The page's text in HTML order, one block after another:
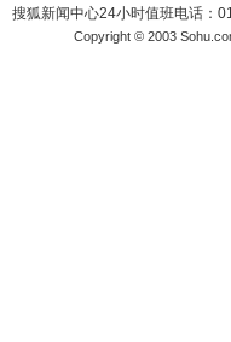
搜狐新闻中心24小时值班电话：
Copyright © 2003